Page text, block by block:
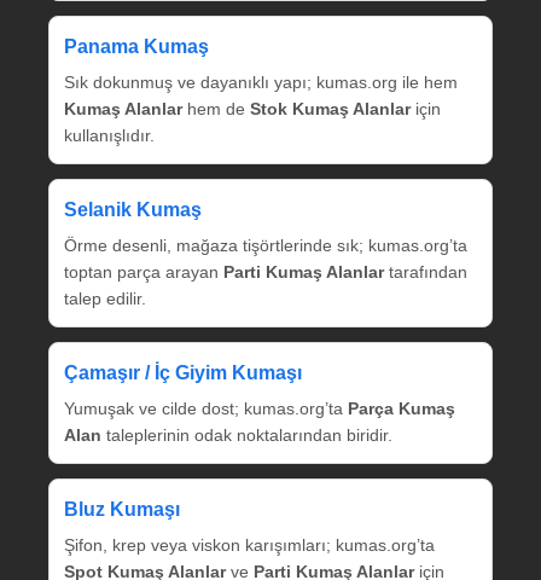
Panama Kumaş
Sık dokunmuş ve dayanıklı yapı; kumas.org ile hem
Kumaş Alanlarhem de Stok Kumaş Alanlariçin
kullanışlıdır.
Selanik Kumaş
Örme desenli, mağaza tişörtlerinde sık; kumas.org’ta
toptan parça arayan Parti Kumaş Alanlartarafından
talep edilir.
Çamaşır / İç Giyim Kumaşı
Yumuşak ve cilde dost; kumas.org’ta Parça Kumaş
Alan taleplerinin odak noktalarından biridir.
Bluz Kumaşı
Şifon, krep veya viskon karışımları; kumas.org’ta
Spot Kumaş Alanlarve Parti Kumaş Alanlariçin